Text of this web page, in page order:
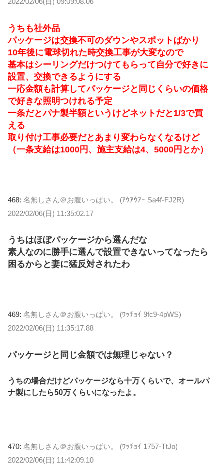
うちも社外品
パッケージは交換不可のダウンやスポットばかり
10年後に電球切れた時交換工事が大変なので
基本はシーリングだけつけてもらって自分で好きに
設置、交換できるようにする
一応金額も計算してパッケージと同じくらいの価格
で好きな照明つけれる予定
一条だとパナ製半額というけどネットだと1/3で買
える
取り付け工事必要だとあまり変わらなくなるけど
（一条支給は1000円、施主支給は4、5000円とか）
468: 名無しさん＠お腹いっぱい。 (ｱｳｱｳｱｰ Sa4f-FJ2R)
2022/02/06(日) 11:35:02.17
うちはほぼパッケージから選んだな
素人なのに勝手に選んで設置できないってなったら
困るからと妻に猛反対されたわ
469: 名無しさん＠お腹いっぱい。 (ﾜｯﾁｮｲ 9fc9-4pWS)
2022/02/06(日) 11:35:17.88
パッケージと同じ金額では無理じゃない？
うちの場合だけどパッケージなら十万くらいで、オールパ
ナ製にしたら50万くらいになったよ。
470: 名無しさん＠お腹いっぱい。 (ﾜｯﾁｮｲ 1757-TtJo)
2022/02/06(日) 11:42:09.10